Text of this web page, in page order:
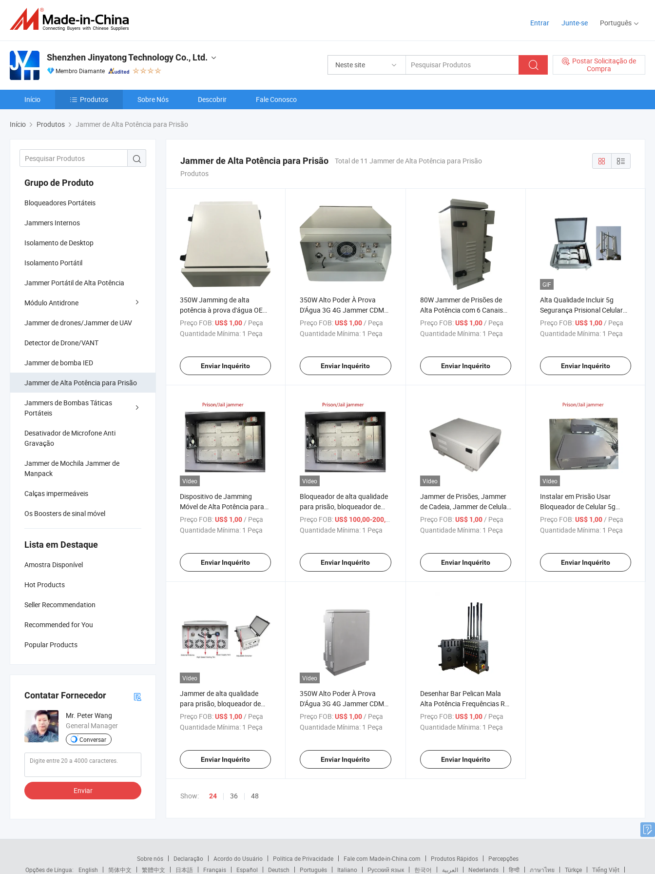
Entrar Junte-se Português
Neste site
Postar Solicitação de
Compra
Shenzhen Jinyatong Technology Co., Ltd.
Membro Diamante
Início Produtos Sobre Nós Descobrir Fale Conosco
Início Produtos Jammer de Alta Potência para Prisão
Grupo de Produto
Bloqueadores Portáteis
Jammers Internos
Isolamento de Desktop
Isolamento Portátil
Jammer Portátil de Alta Potência
Módulo Antidrone
Jammer de drones/Jammer de UAV
Detector de Drone/VANT
Jammer de bomba IED
Jammer de Alta Potência para Prisão
Jammers de Bombas Táticas
Portáteis
Desativador de Microfone Anti
Gravação
Jammer de Mochila Jammer de
Manpack
Calças impermeáveis
Os Boosters de sinal móvel
Lista em Destaque
Amostra Disponível
Hot Products
Seller Recommendation
Recommended for You
Popular Products
Contatar Fornecedor
Mr. Peter Wang
General Manager
Conversar
Enviar
Jammer de Alta Potência para Prisão
Total de 11 Jammer de Alta Potência para Prisão
Produtos
350W Jamming de alta
potência à prova d'água OEM
com antenas omnidirecionais
para prisões
Preço FOB:US$ 1,00/ Peça
Quantidade Mínima: 1 Peça
Enviar Inquérito
350W Alto Poder À Prova
D'Água 3G 4G Jammer CDMA
GSM Jammer de Prisão Pode
Ser Personalizado
Preço FOB: US$ 1,00 / Peça
Quantidade Mínima: 1 Peça
Enviar Inquérito
80W Jammer de Prisões de
Alta Potência com 6 Canais
de até 150 Metros
Preço FOB: US$ 1,00/ Peça
Quantidade Mínima: 1 Peça
Enviar Inquérito
GIF
Alta Qualidade Incluir 5g
Segurança Prisional Celular
Jammer Bloqueador de
Cadeia
Preço FOB: US$ 1,00/ Peça
Quantidade Mínima: 1 Peça
Enviar Inquérito
Vídeo
Dispositivo de Jamming
Móvel de Alta Potência para
Uso em Prisões
Preço FOB:US$ 1,00/ Peça
Quantidade Mínima: 1 Peça
Enviar Inquérito
Vídeo
Bloqueador de alta qualidade
para prisão, bloqueador de
celular para uso em prisão
Preço FOB: US$ 100,00-200,00
Quantidade Mínima: 1 Peça
Enviar Inquérito
Vídeo
Jammer de Prisões, Jammer
de Cadeia, Jammer de Celular,
Jammer de Drone
Preço FOB: US$ 1,00/ Peça
Quantidade Mínima: 1 Peça
Enviar Inquérito
Vídeo
Instalar em Prisão Usar
Bloqueador de Celular 5g
Bloqueador de Prisão
Bloqueador de Jail Todos WiFi
Preço FOB: US$ 1,00/ Peça
Quantidade Mínima: 1 Peça
Enviar Inquérito
Vídeo
Jammer de alta qualidade
para prisão, bloqueador de
celulares em todas as celas
Preço FOB:US$ 1,00 / Peça
Quantidade Mínima: 1 Peça
Enviar Inquérito
Vídeo
350W Alto Poder À Prova
D'Água 3G 4G Jammer CDMA
GSM Jammer de Prisão Pode
Ser Personalizado Bloqueador
Preço FOB: US$ 1,00 / Peça
Quantidade Mínima: 1 Peça
Enviar Inquérito
Desenhar Bar Pelican Mala
Alta Potência Frequências RF
GSM 3G Jamming UAV
Preço FOB: US$ 1,00 / Peça
Quantidade Mínima: 1 Peça
Enviar Inquérito
Show: 24 36 48
Sobre nós Declaração Acordo do Usuário Política de Privacidade Fale com Made-in-China.com Produtos Rápidos
Percepções
Opções de Língua:
English 简体中文 繁體中文 日本語 Français Español Deutsch Português Italiano Русский язык 한국어 العربية Nederlands हिन्दी ภาษาไทย Türkçe Tiếng Việt